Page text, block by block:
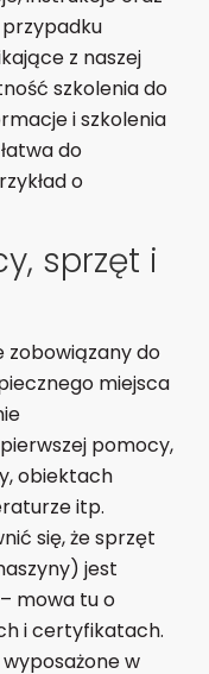
z naszej
szkolenia do
i szkolenia
do
o
sprzęt i
zobowiązany do
miejsca
pomocy,
obiektach
itp.
się, że sprzęt
jest
mowa tu o
i certyfikatach.
w